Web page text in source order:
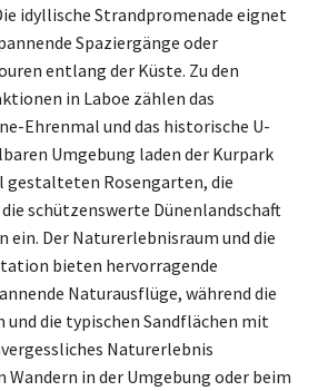
idyllische Strandpromenade eignet
Spaziergänge oder
entlang der Küste. Zu den
in Laboe zählen das
Ehrenmal und das historische U-
Umgebung laden der Kurpark
Rosengarten, die
schützenswerte Dünenlandschaft
ein. Der Naturerlebnisraum und die
bieten hervorragende
Naturausflüge, während die
und die typischen Sandflächen mit
Naturerlebnis
Wandern in der Umgebung oder beim